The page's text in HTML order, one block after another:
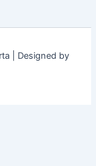
| Designed by